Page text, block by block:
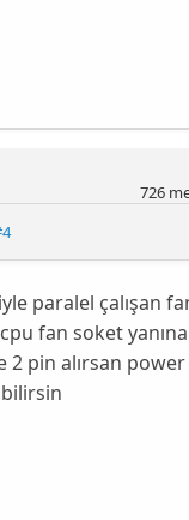
726
paralel çalışan
fan soket yanına
2 pin alırsan